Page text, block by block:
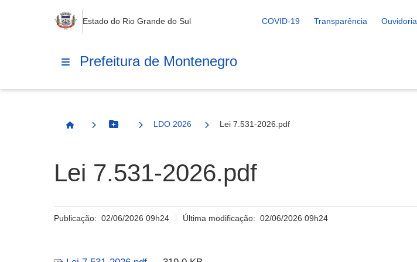
Estado do Rio Grande do Sul COVID-19 Transparência Ouvidoria
Prefeitura de Montenegro
Página InicialBotão Menu
LDO 2026 Lei 7.531-2026.pdf
Lei 7.531-2026.pdf
Publicação: 02/06/2026 09h24 Última modificação:02/06/2026 09h24